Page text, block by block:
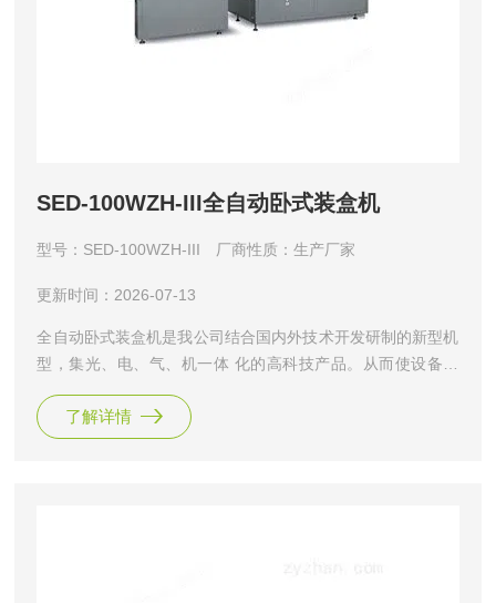
SED-100WZH-III全自动卧式装盒机
型号：SED-100WZH-III 厂商性质：生产厂家
更新时间：2026-07-13
全自动卧式装盒机是我公司结合国内外技术开发研制的新型机
型，集光、电、气、机一体 化的高科技产品。从而使设备性
快速运行时仍保持平稳、可靠状态。
了解详情